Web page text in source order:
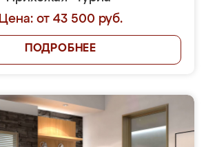
Цена: от 43 500 руб.
ПОДРОБНЕЕ